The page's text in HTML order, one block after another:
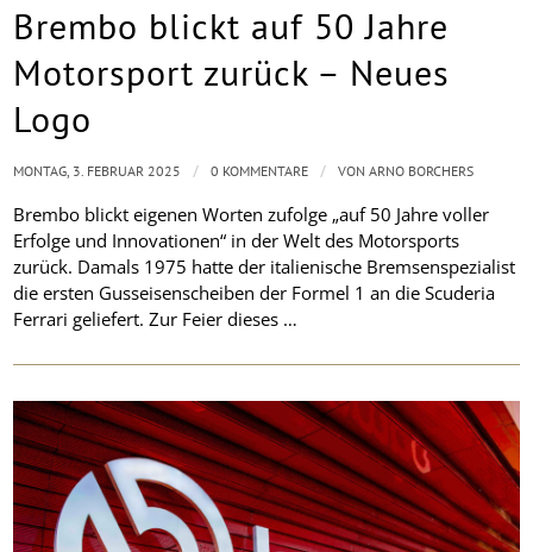
Brembo blickt auf 50 Jahre
Motorsport zurück – Neues
Logo
Brembo blickt eigenen Worten zufolge „auf 50 Jahre voller
Erfolge und Innovationen“ in der Welt des Motorsports
zurück. Damals 1975 hatte der italienische Bremsenspezialist
die ersten Gusseisenscheiben der Formel 1 an die Scuderia
Ferrari geliefert. Zur Feier dieses …
MONTAG, 3. FEBRUAR 2025 / 0 KOMMENTARE / VONARNO BORCHERS